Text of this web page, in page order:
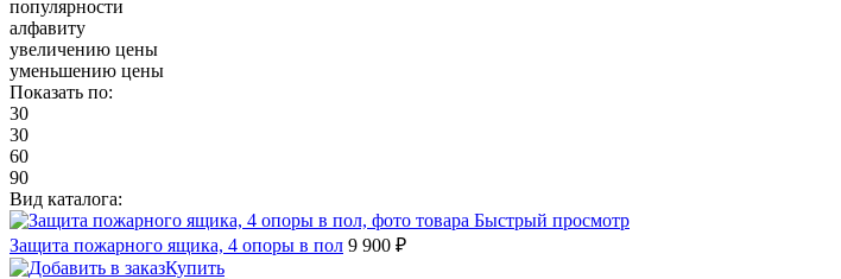
популярности
алфавиту
увеличению цены
уменьшению цены
Показать по:
30
30
60
90
Вид каталога:
Быстрый просмотр
Защита пожарного ящика, 4 опоры в пол 9 900 ₽
Купить